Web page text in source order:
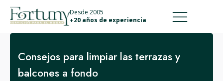
911 887 226
Desde 2005
+20 años de experiencia
Consejos para limpiar las terrazas y
balcones a fondo